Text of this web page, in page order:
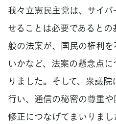
我々立憲民主党は、サイ
せることは必要であると
般の法案が、国民の権利
いかなど、法案の懸念点
りました。そして、衆議
行い、通信の秘密の尊重
修正につなげてまいりまし